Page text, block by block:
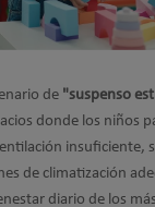
de "suspenso
donde los niños
insuficiente,
de climatización
diario de los